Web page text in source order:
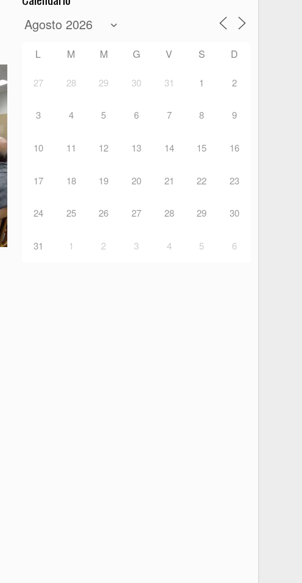
L M M G V S D
27 28 29 30 31 1 2
3 4 5 6 7 8 9
10 11 12 13 14 15 16
17 18 19 20 21 22 23
24 25 26 27 28 29 30
31 1 2 3 4 5 6